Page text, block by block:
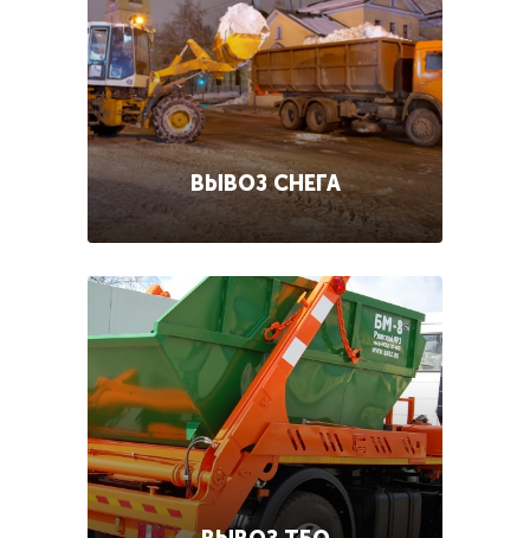
ВЫВОЗ СНЕГА